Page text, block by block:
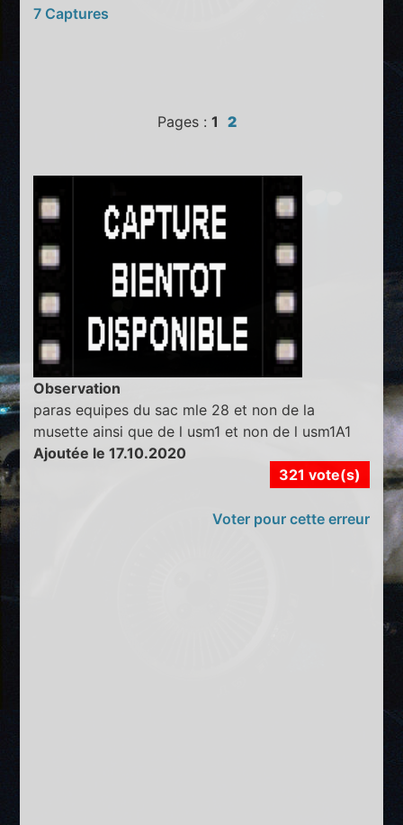
7 Captures
Pages : 1 2
Observation
paras equipes du sac mle 28 et non de la
musette ainsi que de l usm1 et non de l usm1A1
Ajoutée le 17.10.2020
321 vote(s)
Voter pour cette erreur